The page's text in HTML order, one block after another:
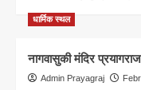
धार्मिक स्थल
नागवासुकी मंदिर
Admin Prayagraj